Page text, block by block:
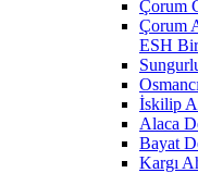
Çorum
Çorum
ESH
İskilip
Alaca
Bayat
Kargı